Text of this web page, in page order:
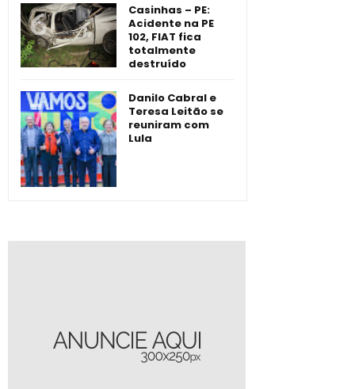
Casinhas – PE:
Acidente na PE
102, FIAT fica
totalmente
destruído
Danilo Cabral e
Teresa Leitão se
reuniram com
Lula